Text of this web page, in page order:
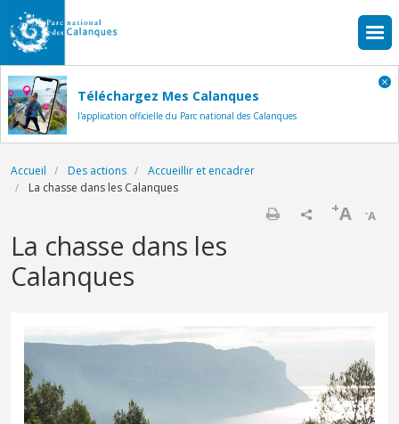
Aller au contenu principal
Téléchargez Mes Calanques
l'application officielle du Parc national des Calanques
Fil d'Ariane
Accueil Des actions
Accueillir et encadrer
La chasse dans les Calanques
-A
+A
La chasse dans les
Calanques